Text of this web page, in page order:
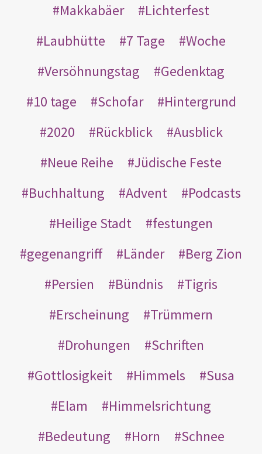
Makkabäer
Lichterfest
Laubhütte
7 Tage
Woche
Versöhnungstag
Gedenktag
10 tage
Schofar
Hintergrund
2020
Rückblick
Ausblick
Neue Reihe
Jüdische Feste
Buchhaltung
Advent
Podcasts
Heilige Stadt
festungen
gegenangriff
Länder
Berg Zion
Persien
Bündnis
Tigris
Erscheinung
Trümmern
Drohungen
Schriften
Gottlosigkeit
Himmels
Susa
Elam
Himmelsrichtung
Bedeutung
Horn
Schnee